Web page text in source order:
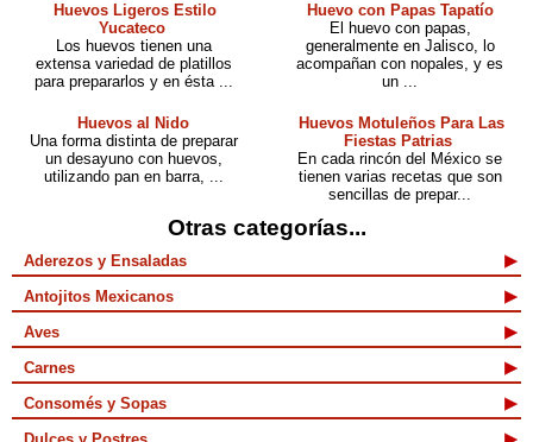
Huevos Ligeros Estilo
Yucateco
Los huevos tienen una
extensa variedad de platillos
para prepararlos y en ésta ...
Huevo con Papas Tapatío
El huevo con papas,
generalmente en Jalisco, lo
acompañan con nopales, y es
un ...
Huevos al Nido
Una forma distinta de preparar
un desayuno con huevos,
utilizando pan en barra, ...
Huevos Motuleños Para Las
Fiestas Patrias
En cada rincón del México se
tienen varias recetas que son
sencillas de prepar...
Otras categorías...
Aderezos y Ensaladas
Antojitos Mexicanos
Aves
Carnes
Consomés y Sopas